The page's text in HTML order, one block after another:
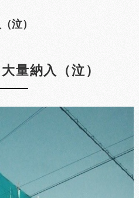
泣）
量納入（泣）